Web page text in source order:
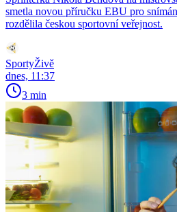
smetla novou příručku EBU pro
rozdělila českou sportovní veřejnost.
SportyŽivě
dnes, 11:37
3 min